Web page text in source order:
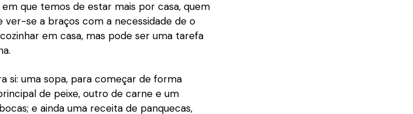
que temos de estar mais por casa, quem
ver-se a braços com a necessidade de o
em casa, mas pode ser uma tarefa
si: uma sopa, para começar de forma
de peixe, outro de carne e um
e ainda uma receita de panquecas,